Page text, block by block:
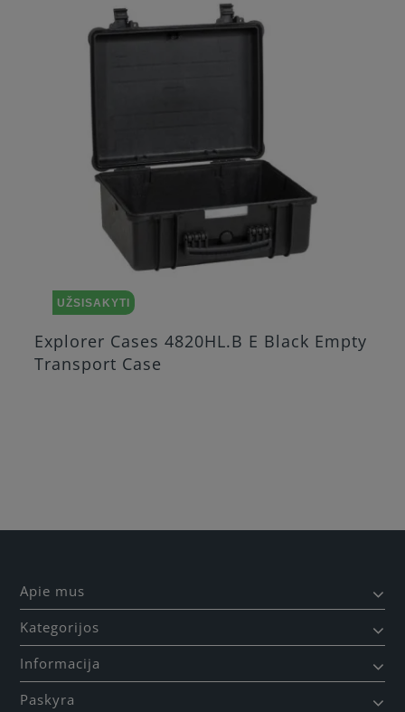
UŽSISAKYTI
Explorer Cases 4820HL.B E Black Empty
Transport Case
Apie mus
Kategorijos
Informacija
Paskyra